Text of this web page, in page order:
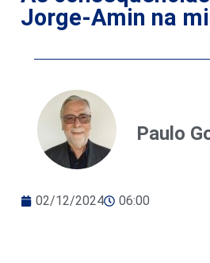
Jorge-Amin na
Paulo
02/12/2024 06:00